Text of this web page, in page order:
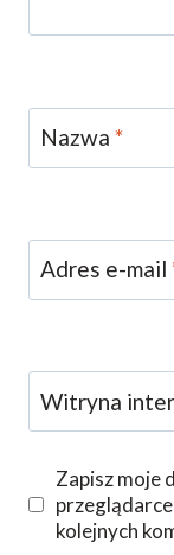
Nazwa *
Adres e-mail
Witryna
Zapisz moje
przeglądarce
kolejnych